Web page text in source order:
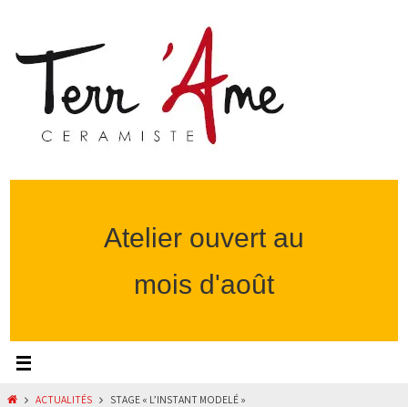
Atelier ouvert au
mois d'août
HOMEACTUALITÉS STAGE « L’INSTANT MODELÉ »